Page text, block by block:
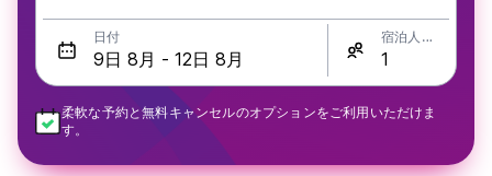
日付 宿泊人数
柔軟な予約と無料キャンセルのオプションをご利用いただけま
す。